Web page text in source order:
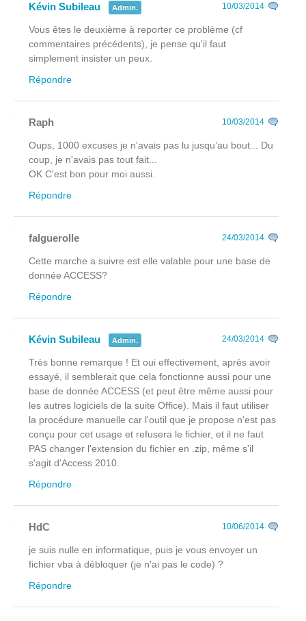
Kévin Subileau Admin. 10/03/2014
Vous êtes le deuxième à reporter ce problème (cf
commentaires précédents), je pense qu'il faut
simplement insister un peux.
Répondre
Raph 10/03/2014
Oups, 1000 excuses je n'avais pas lu jusqu’au bout... Du
coup, je n'avais pas tout fait...
OK C'est bon pour moi aussi.
Répondre
falguerolle 24/03/2014
Cette marche a suivre est elle valable pour une base de
donnée ACCESS?
Répondre
Kévin Subileau Admin. 24/03/2014
Très bonne remarque ! Et oui effectivement, après avoir
essayé, il semblerait que cela fonctionne aussi pour une
base de donnée ACCESS (et peut être même aussi pour
les autres logiciels de la suite Office). Mais il faut utiliser
la procédure manuelle car l'outil que je propose n'est pas
conçu pour cet usage et refusera le fichier, et il ne faut
PAS changer l'extension du fichier en .zip, même s'il
s'agit d'Access 2010.
Répondre
HdC 10/06/2014
je suis nulle en informatique, puis je vous envoyer un
fichier vba à débloquer (je n'ai pas le code) ?
Répondre